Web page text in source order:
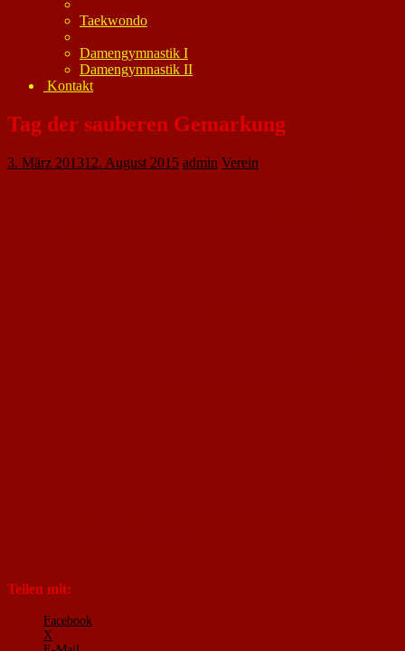
Taekwondo
Damengymnastik I
Damengymnastik II
Kontakt
Tag der sauberen Gemarkung
3. März 201312. August 2015 admin Verein
Teilen mit:
Facebook
X